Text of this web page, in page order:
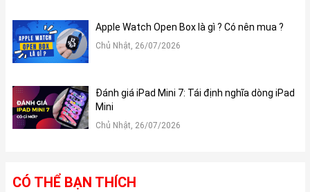
Apple Watch Open Box là gì ? Có nên mua ?
Chủ Nhật, 26/07/2026
Đánh giá iPad Mini 7: Tái định nghĩa dòng iPad
Mini
Chủ Nhật, 26/07/2026
CÓ THỂ BẠN THÍCH